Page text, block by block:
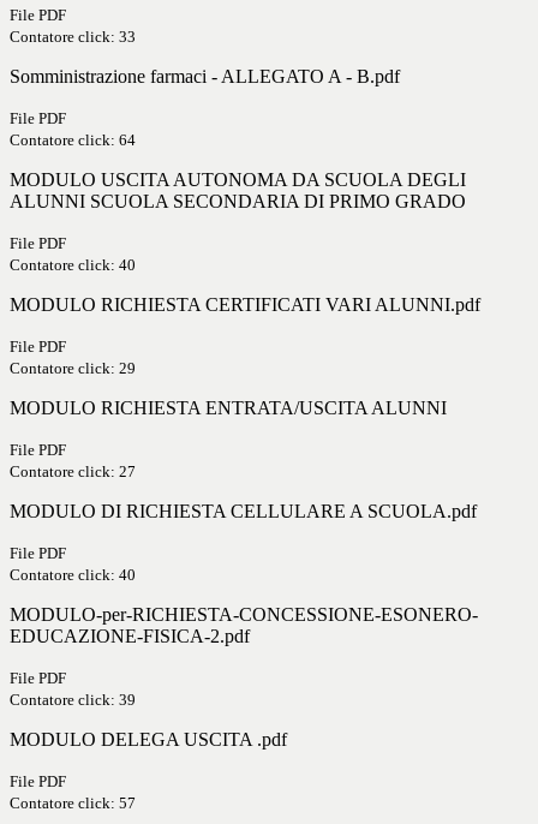
File PDF
Contatore click: 33
Somministrazione farmaci - ALLEGATO A - B.pdf
File PDF
Contatore click: 64
MODULO USCITA AUTONOMA DA SCUOLA DEGLI
ALUNNI SCUOLA SECONDARIA DI PRIMO GRADO
File PDF
Contatore click: 40
MODULO RICHIESTA CERTIFICATI VARI ALUNNI.pdf
File PDF
Contatore click: 29
MODULO RICHIESTA ENTRATA/USCITA ALUNNI
File PDF
Contatore click: 27
MODULO DI RICHIESTA CELLULARE A SCUOLA.pdf
File PDF
Contatore click: 40
MODULO-per-RICHIESTA-CONCESSIONE-ESONERO-
EDUCAZIONE-FISICA-2.pdf
File PDF
Contatore click: 39
MODULO DELEGA USCITA .pdf
File PDF
Contatore click: 57